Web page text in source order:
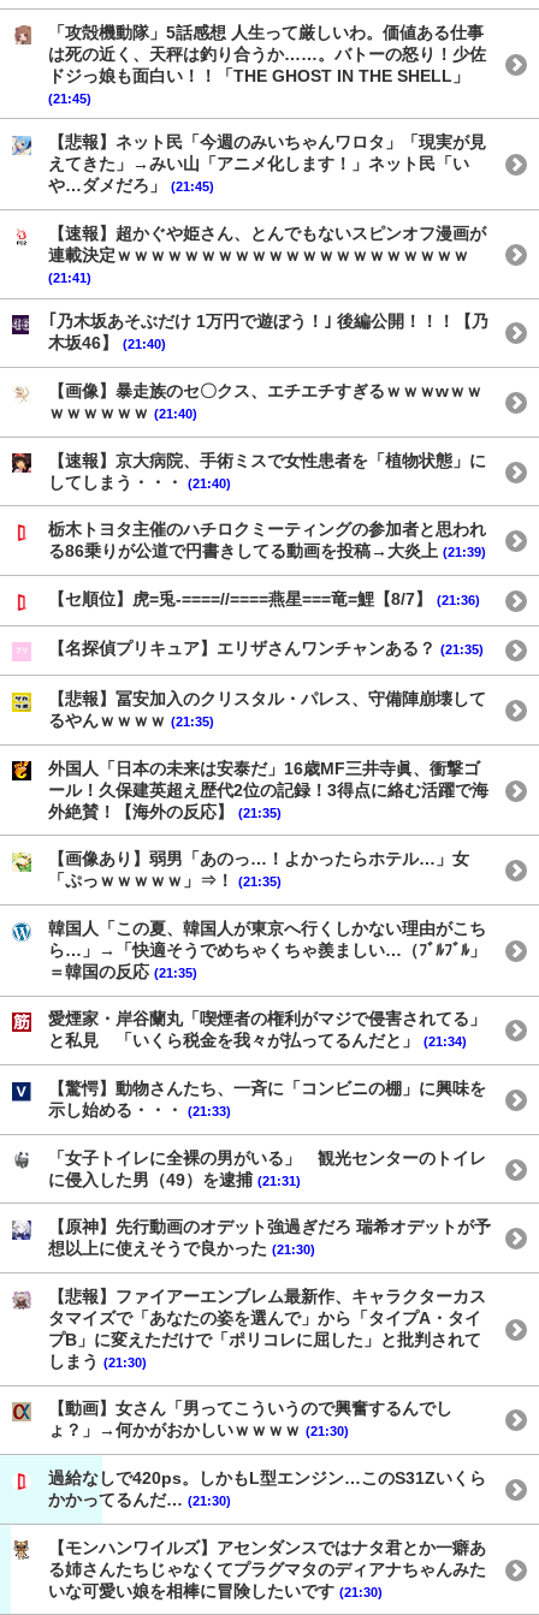
「攻殻機動隊」5話感想 人生って厳しいわ。価値ある仕事
は死の近く、天秤は釣り合うか……。バトーの怒り！少佐
ドジっ娘も面白い！！「THE GHOST IN THE SHELL」
(21:45)
【悲報】ネット民「今週のみいちゃんワロタ」「現実が見
えてきた」→みい山「アニメ化します！」ネット民「い
や…ダメだろ」
(21:45)
【速報】超かぐや姫さん、とんでもないスピンオフ漫画が
連載決定ｗｗｗｗｗｗｗｗｗｗｗｗｗｗｗｗｗｗｗｗｗ
(21:41)
｢乃木坂あそぶだけ 1万円で遊ぼう！｣ 後編公開！！！【乃
木坂46】
(21:40)
【画像】暴走族のセ〇クス、エチエチすぎるｗｗｗwｗｗ
ｗｗｗｗｗｗ (21:40)
【速報】京大病院、手術ミスで女性患者を「植物状態」に
してしまう・・・
(21:40)
栃木トヨタ主催のハチロクミーティングの参加者と思われ
る86乗りが公道で円書きしてる動画を投稿→大炎上 (21:39)
【セ順位】虎=兎-====//====燕星===竜=鯉【8/7】 (21:36)
【名探偵プリキュア】エリザさんワンチャンある？ (21:35)
【悲報】冨安加入のクリスタル・パレス、守備陣崩壊して
るやんｗｗｗｗ (21:35)
外国人「日本の未来は安泰だ」16歳MF三井寺眞、衝撃ゴ
ール！久保建英超え歴代2位の記録！3得点に絡む活躍で海
外絶賛！【海外の反応】
(21:35)
【画像あり】弱男「あのっ…！よかったらホテル…」女
「ぷっｗｗｗｗｗ」⇒！
(21:35)
韓国人「この夏、韓国人が東京へ行くしかない理由がこち
ら…」→「快適そうでめちゃくちゃ羨ましい…（ﾌﾞﾙﾌﾞﾙ」
＝韓国の反応 (21:35)
愛煙家・岸谷蘭丸「喫煙者の権利がマジで侵害されてる」
と私見 「いくら税金を我々が払ってるんだと」
(21:34)
【驚愕】動物さんたち、一斉に「コンビニの棚」に興味を
示し始める・・・
(21:33)
「女子トイレに全裸の男がいる」 観光センターのトイレ
に侵入した男（49）を逮捕 (21:31)
【原神】先行動画のオデット強過ぎだろ 瑞希オデットが予
想以上に使えそうで良かった (21:30)
【悲報】ファイアーエンブレム最新作、キャラクターカス
タマイズで「あなたの姿を選んで」から「タイプA・タイ
プB」に変えただけで「ポリコレに屈した」と批判されて
しまう (21:30)
【動画】女さん「男ってこういうので興奮するんでし
ょ？」→何かがおかしいｗｗｗｗ (21:30)
過給なしで420ps。しかもL型エンジン…このS31Zいくら
かかってるんだ… (21:30)
【モンハンワイルズ】アセンダンスではナタ君とか一癖あ
る姉さんたちじゃなくてプラグマタのディアナちゃんみた
いな可愛い娘を相棒に冒険したいです (21:30)